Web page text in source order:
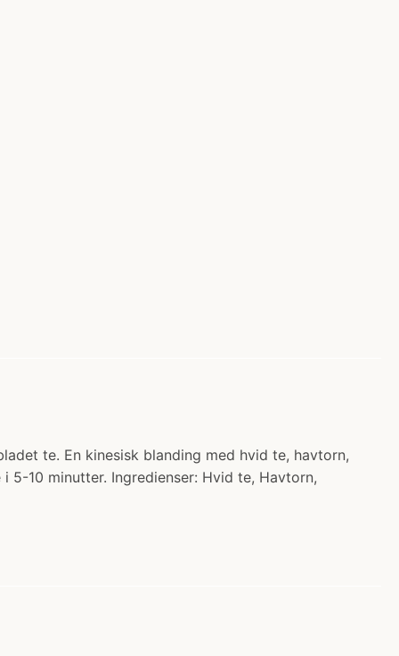
te. En kinesisk blanding med hvid te, havtorn,
10 minutter. Ingredienser: Hvid te, Havtorn,